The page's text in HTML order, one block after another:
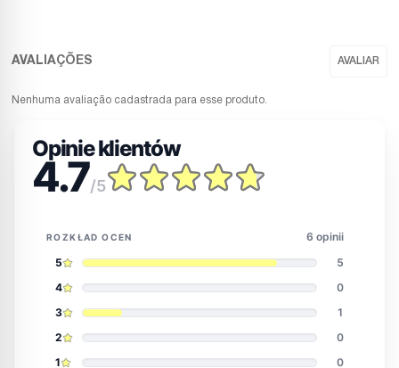
Nenhuma avaliação cadastrada para esse produto.